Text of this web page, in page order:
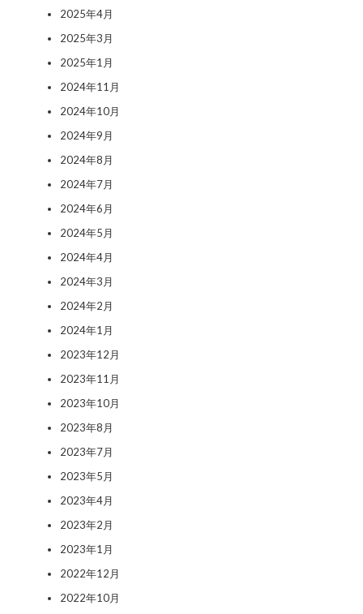
2025年4月
2025年3月
2025年1月
2024年11月
2024年10月
2024年9月
2024年8月
2024年7月
2024年6月
2024年5月
2024年4月
2024年3月
2024年2月
2024年1月
2023年12月
2023年11月
2023年10月
2023年8月
2023年7月
2023年5月
2023年4月
2023年2月
2023年1月
2022年12月
2022年10月